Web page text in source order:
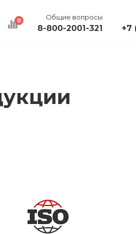
0 Общие вопросы
8-800-2001-321 +7